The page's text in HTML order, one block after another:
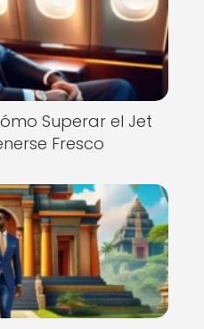
Superar el Jet
Fresco